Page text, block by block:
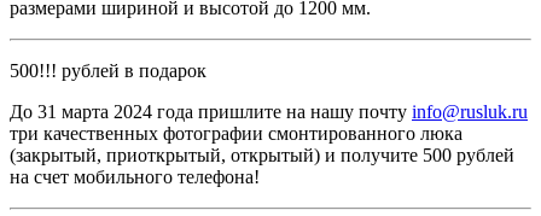
размерами шириной и высотой до 1200 мм.
500!!! рублей в подарок
До 31 марта 2024 года пришлите на нашу почту info@rusluk.ru
три качественных фотографии смонтированного люка
(закрытый, приоткрытый, открытый) и получите 500 рублей
на счет мобильного телефона!